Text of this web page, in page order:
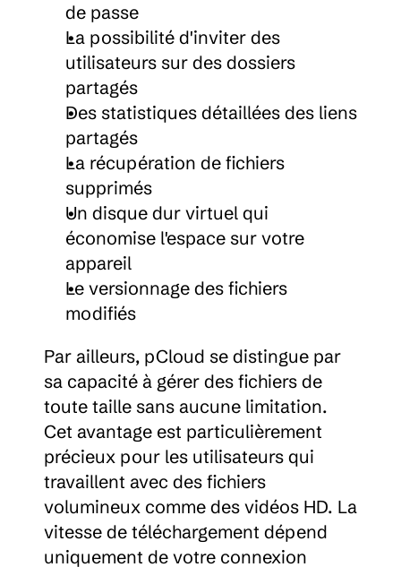
de passe
La possibilité d'inviter des
utilisateurs sur des dossiers
partagés
Des statistiques détaillées des liens
partagés
La récupération de fichiers
supprimés
Un disque dur virtuel qui
économise l'espace sur votre
appareil
Le versionnage des fichiers
modifiés
Par ailleurs, pCloud se distingue par
sa capacité à gérer des fichiers de
toute taille sans aucune limitation.
Cet avantage est particulièrement
précieux pour les utilisateurs qui
travaillent avec des fichiers
volumineux comme des vidéos HD. La
vitesse de téléchargement dépend
uniquement de votre connexion